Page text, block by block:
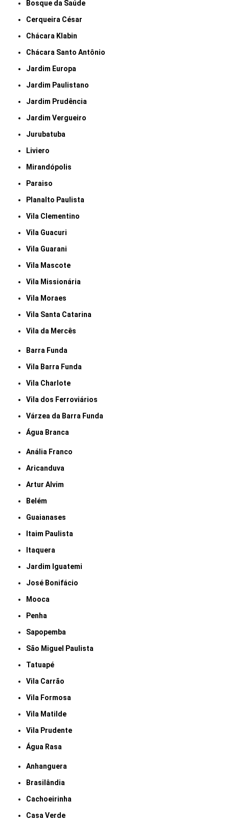
Bosque da Saúde
Cerqueira César
Chácara Klabin
Chácara Santo Antônio
Jardim Europa
Jardim Paulistano
Jardim Prudência
Jardim Vergueiro
Jurubatuba
Liviero
Mirandópolis
Paraiso
Planalto Paulista
Vila Clementino
Vila Guacuri
Vila Guarani
Vila Mascote
Vila Missionária
Vila Moraes
Vila Santa Catarina
Vila da Mercês
Barra Funda
Vila Barra Funda
Vila Charlote
Vila dos Ferroviários
Várzea da Barra Funda
Água Branca
Anália Franco
Aricanduva
Artur Alvim
Belém
Guaianases
Itaim Paulista
Itaquera
Jardim Iguatemi
José Bonifácio
Mooca
Penha
Sapopemba
São Miguel Paulista
Tatuapé
Vila Carrão
Vila Formosa
Vila Matilde
Vila Prudente
Água Rasa
Anhanguera
Brasilândia
Cachoeirinha
Casa Verde